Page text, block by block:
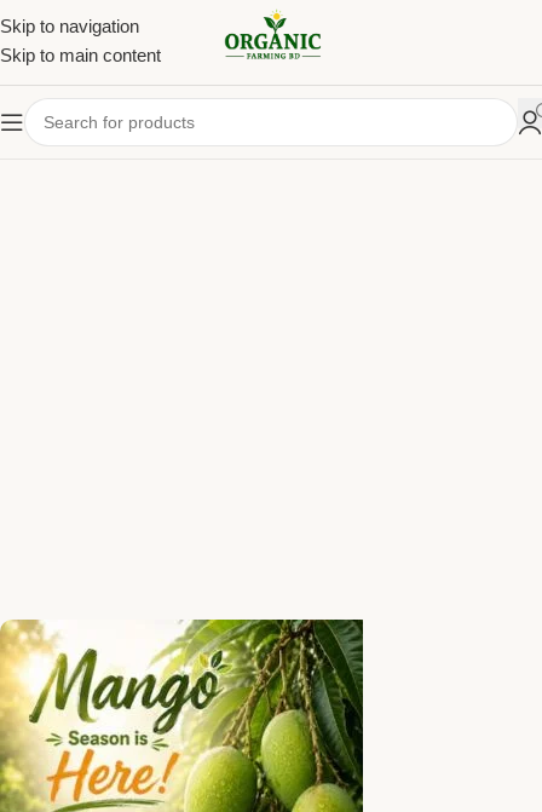
Skip to navigation
Skip to main content